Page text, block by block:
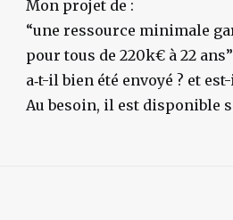
Mon projet de :
“une ressource minimale
pour tous de 220k€ à 22 ans”
a‑t-il bien été envoyé ? et
Au besoin, il est disponible